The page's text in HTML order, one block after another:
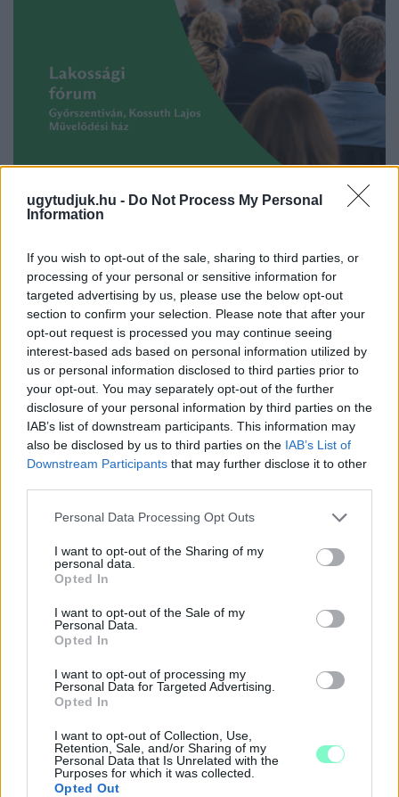
ugytudjuk.hu - Do Not Process My Personal
Information
If you wish to opt-out of the sale, sharing to third parties, or
processing of your personal or sensitive information for
targeted advertising by us, please use the below opt-out
section to confirm your selection. Please note that after your
opt-out request is processed you may continue seeing
interest-based ads based on personal information utilized by
us or personal information disclosed to third parties prior to
your opt-out. You may separately opt-out of the further
disclosure of your personal information by third parties on the
IAB’s list of downstream participants. This information may
also be disclosed by us to third parties on the IAB’s List of
Downstream Participants that may further disclose it to other
Please note that this website/app uses one or more Google
not limited to your visit or usage behaviour. You may click to
grant or deny consent to Google and its third-party tags to
use your data for below specified purposes in below Google
consent section.
Personal Data Processing Opt Outs
I want to opt-out of the Sharing of my
personal data.
Opted In
I want to opt-out of the Sale of my
Personal Data.
Opted In
I want to opt-out of processing my
Personal Data for Targeted Advertising.
Opted In
I want to opt-out of Collection, Use,
Retention, Sale, and/or Sharing of my
Personal Data that Is Unrelated with the
Purposes for which it was collected.
Opted Out
GYŐRSZENTIVÁNI KÖR TÉR FELÚJÍTÁSÁNAK
TERVEIT
Augusztus 6-án a beruházás ütemezéséről és az új kerékpárút
építéséről is tájékoztatják az érdeklődőket.
Szólj hozzá!
A NAPOKBAN BEFEJEZŐDIK A GYŐRI
DÍSZKIVILÁGÍTÁS LEKAPCSOLÁSA
A város 77 helyszínén zajlik a munkavégzés, a Győr Projekt
kezelésében lévő épületek egy részét is érinti az intézkedés.